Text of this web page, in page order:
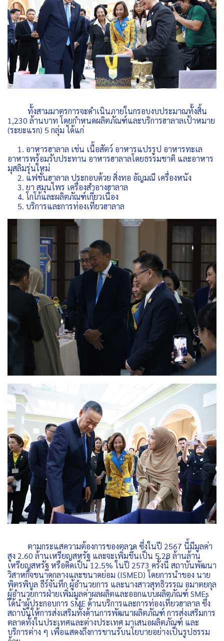
ทั้งสามมาตรการจะดำเนินภายในกรอบงบประมาณทั้งสิ้น
1,230 ล้านบาท โดยกำหนดผลิตภัณฑ์และบริการฮาลาลเป้าหมาย
(ระยะแรก) 5 กลุ่ม ได้แก่
1. อาหารฮาลาล เช่น เนื้อสัตว์ อาหารแปรรูป อาหารทะเล
อาหารพร้อมรับประทาน อาหารฮาลาลโดยธรรมชาติ และอาหาร
มุสลิมรุ่นใหม่
2. แฟชั่นฮาลาล ประกอบด้วย สิ่งทอ อัญมณี เครื่องหนัง
3. ยา สมุนไพร เครื่องสำอางฮาลาล
4. โกโก้และผลิตภัณฑ์เกี่ยวเนื่อง
5. บริการและการท่องเที่ยวฮาลาล
ตามกระแสความต้องการของตลาด ซึ่งในปี 2567 นี้มีมูลค่า
สูง 2.60 ล้านเหรียญสหรัฐ และจะเพิ่มขึ้นเป็น 5.28 ล้านล้าน
เหรียญสหรัฐ หรือคิดเป็น 12.5% ในปี 2573 ครั้งนี้ สถาบันพัฒนา
วิสาหกิจขนาดกลางและขนาดย่อม (ISMED) โดยการนำของ นาย
พิตรพิบูล ธีร์จันทึก ผู้อำนวยการ และนางสาวสุทธิวรรณ อมาตยกุล
ผู้อำนวยการฝ่ายเพิ่มมูลค่าผลผลิตและออกแบบผลิตภัณฑ์ SMEs
ได้นำผู้ประกอบการ SME ด้านบริการและการท่องเที่ยวฮาลาล ซึ่ง
สถาบันให้การส่งเสริมทั้งด้านการพัฒนาผลิตภัณฑ์ การส่งเสริมการ
ตลาดทั้งในประเทศและต่างประเทศ มาเสนอผลิตภัณฑ์ และ
บริการต่าง ๆ เพื่อแสดงถึงการขานรับนโยบายอย่างเป็นรูปธรรม